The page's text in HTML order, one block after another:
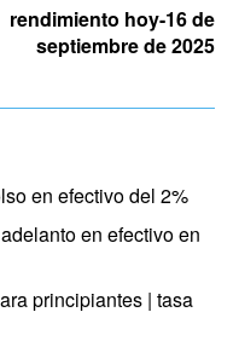
rendimiento hoy-16 de
septiembre de 2025
en efectivo del 2%
en efectivo en
principiantes | tasa